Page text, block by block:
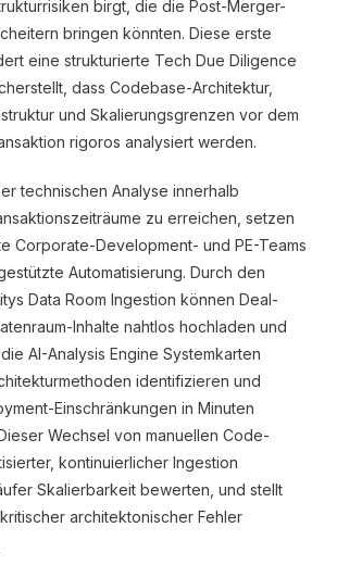
birgt, die die Post-Merger-
bringen könnten. Diese erste
eine strukturierte Tech Due Diligence
dass Codebase-Architektur,
und Skalierungsgrenzen vor dem
rigoros analysiert werden.
technischen Analyse innerhalb
zu erreichen, setzen
Corporate-Development- und PE-Teams
Automatisierung. Durch den
Data Room Ingestion können Deal-
Inhalte nahtlos hochladen und
AI-Analysis Engine Systemkarten
identifizieren und
Einschränkungen in Minuten
Wechsel von manuellen Code-
kontinuierlicher Ingestion
Skalierbarkeit bewerten, und stellt
architektonischer Fehler